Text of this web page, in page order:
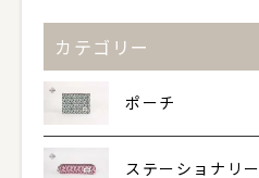
カテゴリー
ポーチ
ステーショナリー